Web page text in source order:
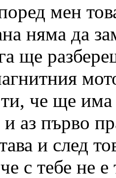
мен
няма да
ще
че ще
аз първо
и след
с тебе не е